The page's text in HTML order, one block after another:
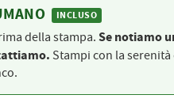
INCLUSO
della stampa.Se notiamo
Stampi con la